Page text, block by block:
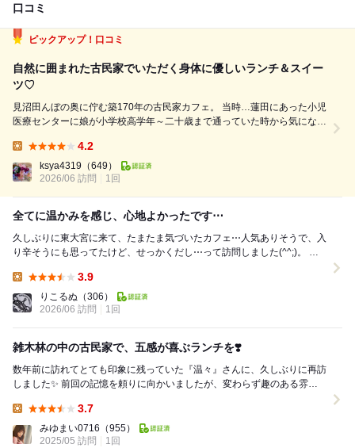
口コミ
ピックアップ！口コミ
自然に囲まれた古民家でいただく身体に優しいランチ＆スイー
ツ♡
見沼田んぼの奥に佇む築170年の古民家カフェ。 当時…蓮田にあった小児
医療センターに娘が小学校高学年～二十歳まで通っていた時から気になっ
東大宮駅)からはかなり距離がある為…基本！車での来訪にな...
4.2
ksya4319 （649）
2026/06 訪問
1回
全てに温かみを感じ、心地よかったです⋯
久しぶりに東大宮に来て、たまたま気づいたカフェ⋯人気ありそうで、入
り辛そうにも思ってたけど、せっかくだし⋯って訪問しました(^^;)。 や
3.9
りこるぬ （306）
2026/06 訪問
1回
雑木林の中の古民家で、五感が喜ぶランチを❣️
数年前に訪れてとても印象に残っていた『温々』さんに、久しぶりに再訪
しました✨ 前回の記憶を頼りに向かいましたが、変わらず趣のある雰囲
3.7
みゆまい0716 （955）
2025/05 訪問
1回